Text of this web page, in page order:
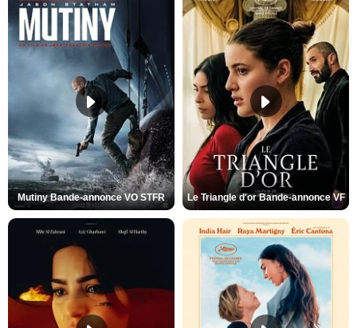
Mutiny Bande-annonce VO STFR Le Triangle d'or Bande-annonce VF